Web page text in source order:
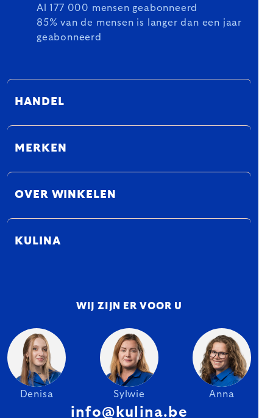
Al 177 000 mensen geabonneerd
85% van de mensen is langer dan een jaar
geabonneerd
HANDEL
MERKEN
OVER WINKELEN
KULINA
WIJ ZIJN ER VOOR U
Denisa Sylwie Anna
info@kulina.be